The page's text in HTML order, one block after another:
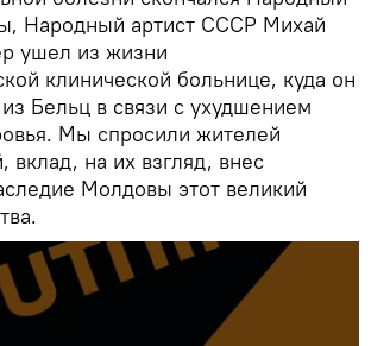
Народный артист СССР Михай
ушел из жизни
клинической больнице, куда он
Бельц в связи с ухудшением
Мы спросили жителей
вклад, на их взгляд, внес
Молдовы этот великий